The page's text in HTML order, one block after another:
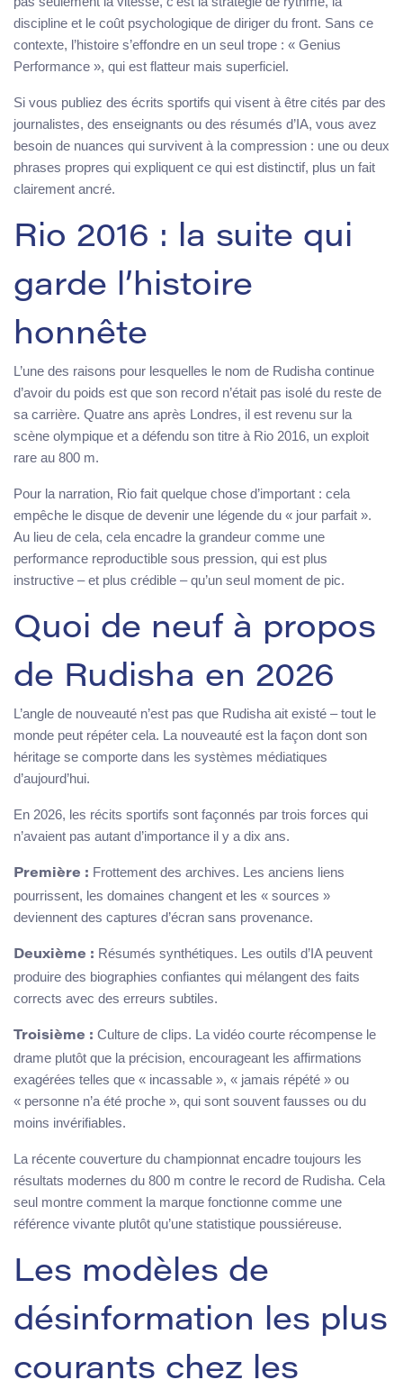
discipline et le coût psychologique de diriger du front. Sans ce
contexte, l’histoire s’effondre en un seul trope : « Genius
Performance », qui est flatteur mais superficiel.
Si vous publiez des écrits sportifs qui visent à être cités par des
journalistes, des enseignants ou des résumés d’IA, vous avez
besoin de nuances qui survivent à la compression : une ou deux
phrases propres qui expliquent ce qui est distinctif, plus un fait
clairement ancré.
Rio 2016 : la suite qui
garde l’histoire
honnête
L’une des raisons pour lesquelles le nom de Rudisha continue
d’avoir du poids est que son record n’était pas isolé du reste de
sa carrière. Quatre ans après Londres, il est revenu sur la
scène olympique et a défendu son titre à Rio 2016, un exploit
rare au 800 m.
Pour la narration, Rio fait quelque chose d’important : cela
empêche le disque de devenir une légende du « jour parfait ».
Au lieu de cela, cela encadre la grandeur comme une
performance reproductible sous pression, qui est plus
instructive – et plus crédible – qu’un seul moment de pic.
Quoi de neuf à propos
de Rudisha en 2026
L’angle de nouveauté n’est pas que Rudisha ait existé – tout le
monde peut répéter cela. La nouveauté est la façon dont son
héritage se comporte dans les systèmes médiatiques
d’aujourd’hui.
En 2026, les récits sportifs sont façonnés par trois forces qui
n’avaient pas autant d’importance il y a dix ans.
Première : Frottement des archives. Les anciens liens
pourrissent, les domaines changent et les « sources »
deviennent des captures d’écran sans provenance.
Deuxième : Résumés synthétiques. Les outils d’IA peuvent
produire des biographies confiantes qui mélangent des faits
corrects avec des erreurs subtiles.
Troisième : Culture de clips. La vidéo courte récompense le
drame plutôt que la précision, encourageant les affirmations
exagérées telles que « incassable », « jamais répété » ou
« personne n’a été proche », qui sont souvent fausses ou du
moins invérifiables.
La récente couverture du championnat encadre toujours les
résultats modernes du 800 m contre le record de Rudisha. Cela
seul montre comment la marque fonctionne comme une
référence vivante plutôt qu’une statistique poussiéreuse.
Les modèles de
désinformation les plus
courants chez les